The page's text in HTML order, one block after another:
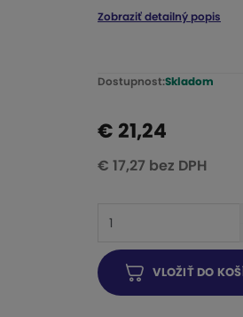
v
u
6
0
Zobraziť detailný popis
Dostupnost:Skladom
€ 21,24
€ 17,27 bez DPH
e
n
i
í
i
VLOŽIŤ DO